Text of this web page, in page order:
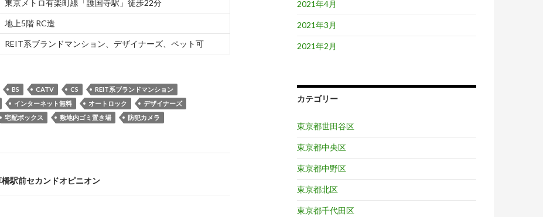
東京メトロ有楽町線「護国寺駅」徒歩22分
地上5階 RC造
REIT系ブランドマンション、デザイナーズ、ペット可
BS CATV CS
REIT系ブランドマンション
インターネット無料 オートロック
デザイナーズ
宅配ボックス 敷地内ゴミ置き場 防犯カメラ
駅前セカンドオピニオン
2021年4月
2021年3月
2021年2月
カテゴリー
東京都世田谷区
東京都中央区
東京都中野区
東京都北区
東京都千代田区